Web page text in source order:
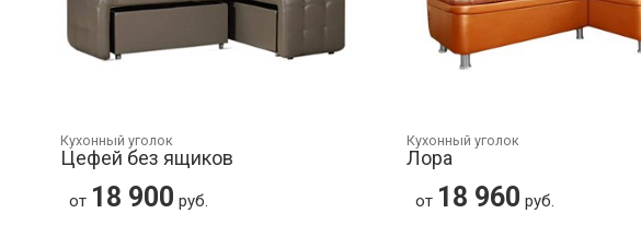
Кухонный уголок
Цефей без ящиков
от 18 900 руб.
Кухонный уголок
Лора
от 18 960 руб.